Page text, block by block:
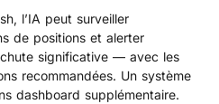
l’IA peut surveiller
de positions et alerter
significative — avec les
recommandées. Un système
dashboard supplémentaire.